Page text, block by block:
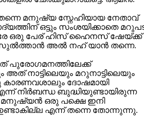
മനുഷ്യ സ്നേഹിയായ നേതാവ്
ഒട്ടും സംശയിക്കാതെ
ഒരു പേര് ഹിസ് ഹൈനസ് ഷേയ്ക്ക്
അല്‍ നഹ് യാന്‍ തന്നെ.
പുരോഗമനത്തിലേക്ക്
അത് നാട്ടിലെയും മറുനാട്ടിലെയും
കാരണവശാലും ദോഷമായി
നിര്‍ബന്ധ ബുദ്ധിയുണ്ടായിരുന്ന
മനുഷ്യന്‍ ഒരു പക്ഷെ ഇനി
എന്ന് തന്നെ തോന്നുന്നു.